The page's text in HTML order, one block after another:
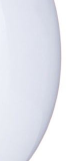
16*5 см Bronco